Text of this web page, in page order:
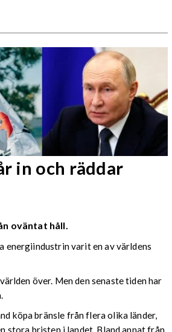
in och räddar
oväntat håll.
energiindustrin varit en av världens
över. Men den senaste tiden har
köpa bränsle från flera olika länder,
stora bristen i landet. Bland annat från